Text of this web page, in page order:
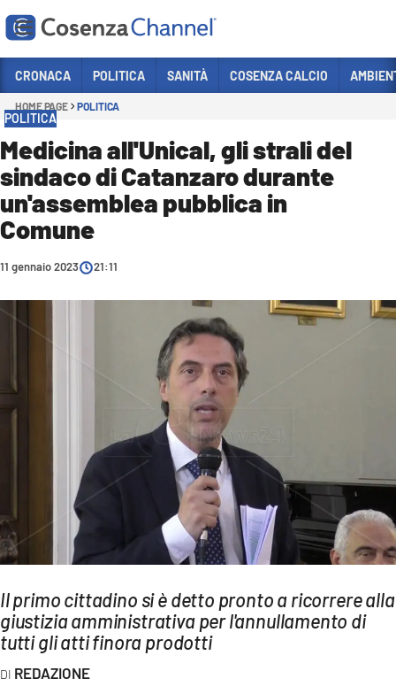
Sezioni
CRONACA
POLITICA
COSENZA CALCIO
ECONOMIA E LAVORO
ITALIA MONDO
SANITÀ
SPORT
LAC NETWORK
LAC ONAIR
LaC
Network
LACPLAY.IT
LACTV.IT
CRONACA POLITICA SANITÀ COSENZA CALCIO
HOME PAGE POLITICA
POLITICA
Medicina all'Unical, gli strali del
sindaco di Catanzaro durante
un'assemblea pubblica in
Comune
11 gennaio 2023 21:11
Il primo cittadino si è detto pronto a ricorrere alla
giustizia amministrativa per l'annullamento di
tutti gli atti finora prodotti
REDAZIONE